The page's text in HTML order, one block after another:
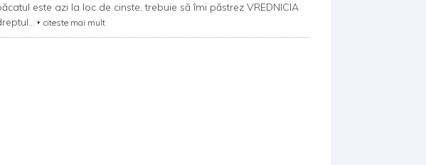
este azi la loc de cinste, trebuie să îmi păstrez VREDNICIA
citeste mai mult